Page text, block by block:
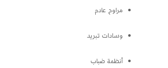
مراوح عادم
وسادات تبريد
أنظمة ضباب